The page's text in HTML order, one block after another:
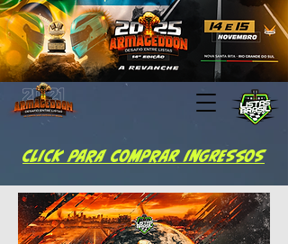
Click para comprar ingressos